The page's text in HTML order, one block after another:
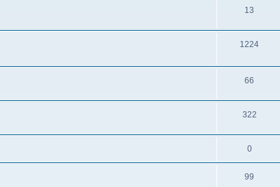
13
1224
66
322
0
99